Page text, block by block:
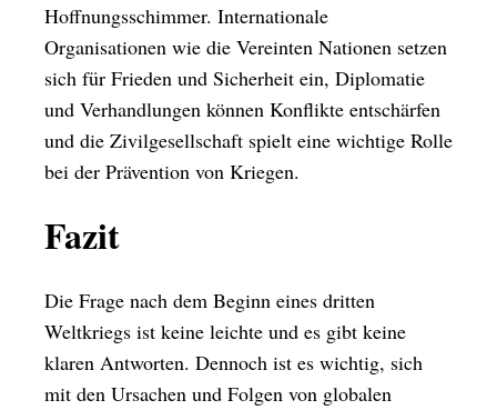
Hoffnungsschimmer. Internationale
Organisationen wie die Vereinten Nationen setzen
sich für Frieden und Sicherheit ein, Diplomatie
und Verhandlungen können Konflikte entschärfen
und die Zivilgesellschaft spielt eine wichtige Rolle
bei der Prävention von Kriegen.
Fazit
Die Frage nach dem Beginn eines dritten
Weltkriegs ist keine leichte und es gibt keine
klaren Antworten. Dennoch ist es wichtig, sich
mit den Ursachen und Folgen von globalen